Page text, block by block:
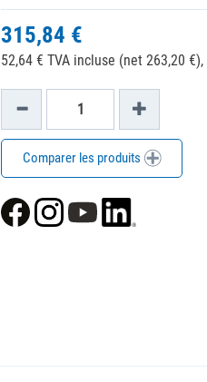
315,84 €
52,64 € TVA incluse (net 263,20 €),
Comparer les produits